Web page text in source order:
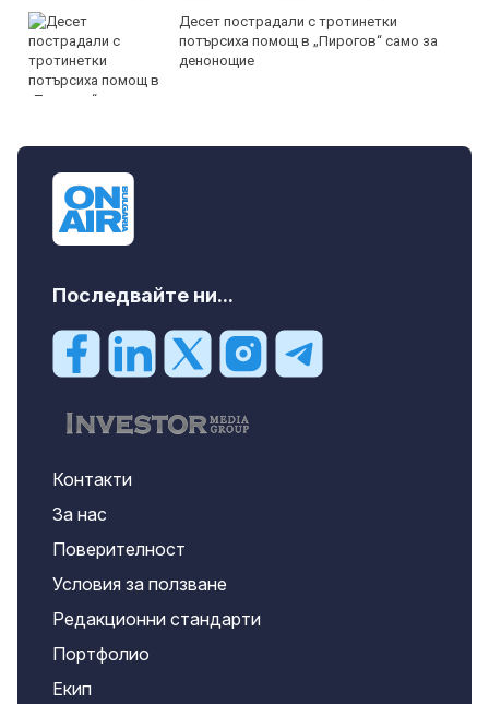
Десет пострадали с тротинетки
потърсиха помощ в „Пирогов“ само за
денонощие
Последвайте ни...
Контакти
За нас
Поверителност
Условия за ползване
Редакционни стандарти
Портфолио
Екип